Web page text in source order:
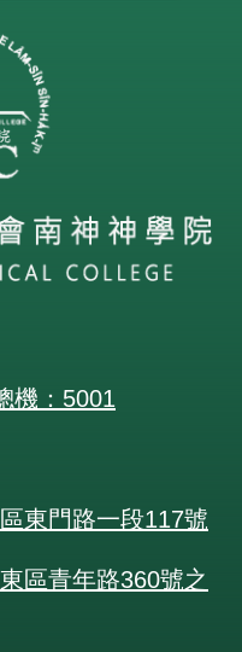
機：5001
東門路一段117號
區青年路360號之